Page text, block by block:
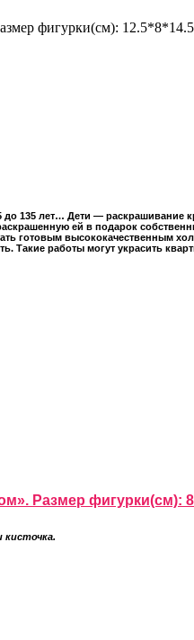
фигурки(см):
135 лет… Дети — раскрашивание
ей в подарок
готовым высококачественным
Такие работы могут украсить
Размер фигурки(см):
кисточка.